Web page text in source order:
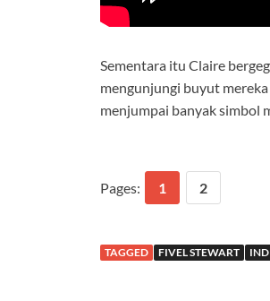
Sementara itu Claire
mengunjungi buyut
menjumpai banyak simbol
Pages: 1 2
TAGGED FIVEL STEWART